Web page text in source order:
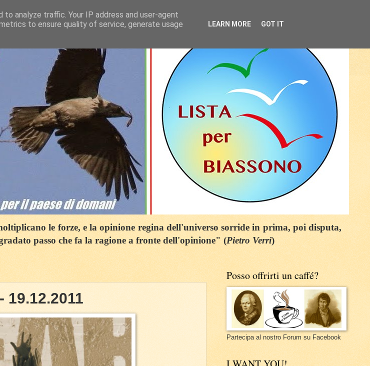
le forze, e la opinione regina dell'universo sorride in prima, poi disputa,
passo che fa la ragione a fronte dell'opinione" (Pietro Verri)
19.12.2011
Posso offrirti un caffé?
Partecipa al nostro Forum su Facebook
analyze traffic. Your IP address and user-agent
to ensure quality of service, generate usage
LEARN MORE GOT IT